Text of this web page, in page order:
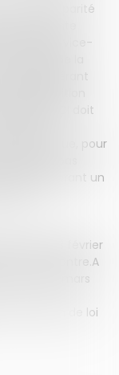
réelle parité
la présente
de vice-
miroir" de la
délibérant
la répartition
des EPCI doit
donné que, pour
permet pas
4, insérant un
des
le 3 février
3 votes contre.A
loi le 11 mars
de loi